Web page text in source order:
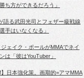
ち方ができるだろう」
語る武田光司とフェザー級戦線
手はいなくなる」
ジェイク・ポールがMMAでネイ
は「彼はYouTuber」
】日本強化策。画期的=アマMMA